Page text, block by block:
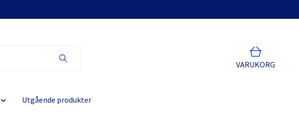
VARUKORG
Utgående produkter